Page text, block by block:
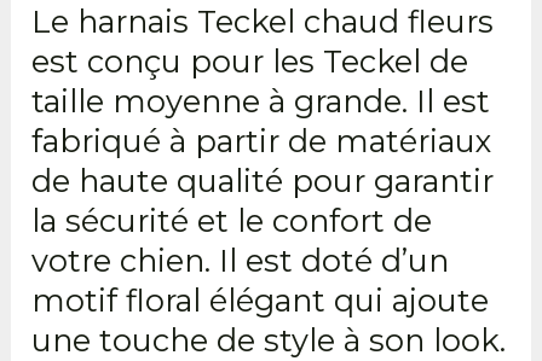
Le harnais Teckel chaud fleurs
est conçu pour les Teckel de
taille moyenne à grande. Il est
fabriqué à partir de matériaux
de haute qualité pour garantir
la sécurité et le confort de
votre chien. Il est doté d’un
motif floral élégant qui ajoute
une touche de style à son look.